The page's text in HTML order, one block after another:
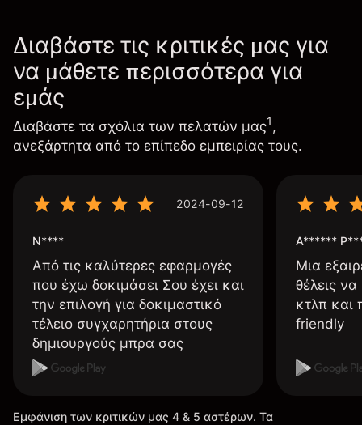
Διαβάστε τις κριτικές μας για
να μάθετε περισσότερα για
εμάς
Διαβάστε τα σχόλια των πελατών μας1,
ανεξάρτητα από το επίπεδο εμπειρίας τους.
2024-09-12
N****
Από τις καλύτερες εφαρμογές
που έχω δοκιμάσει Σου έχει και
την επιλογή για δοκιμαστικό
τέλειο συγχαρητήρια στους
δημιουργούς μπρα σας
A******
Μια
θέλεις
κτλπ και
friendly
Εμφάνιση των κριτικών μας 4 & 5 αστέρων. Τα